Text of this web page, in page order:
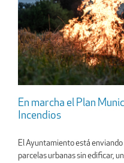
En marcha el Plan
Incendios
El Ayuntamiento está
parcelas urbanas sin edificar,